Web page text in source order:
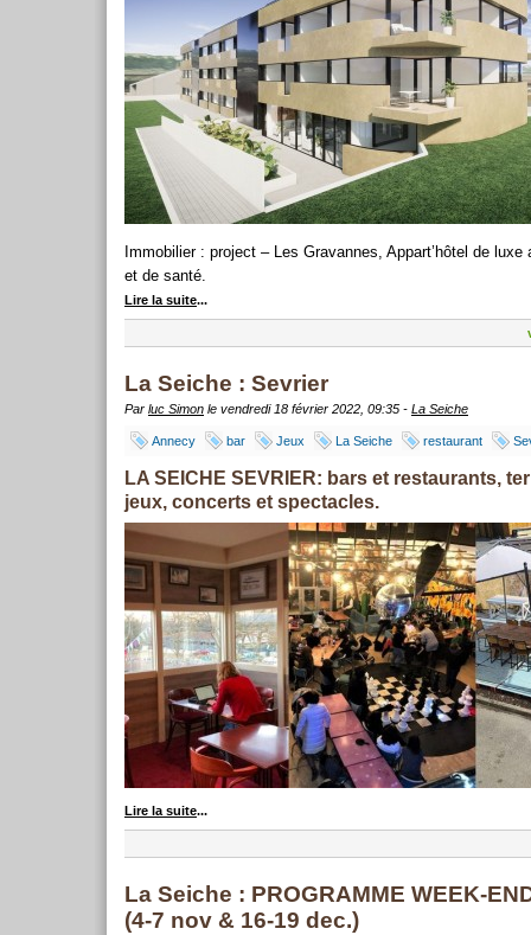
Immobilier : project – Les Gravannes, Appart’hôtel de
et de santé.
Lire la suite...
La Seiche : Sevrier
Par luc Simon le vendredi 18 février 2022, 09:35 - La Seiche
Annecy bar Jeux La Seiche restaurant
LA SEICHE SEVRIER: bars et restaurants,
jeux, concerts et spectacles.
Lire la suite...
La Seiche : PROGRAMME WEEK-
(4-7 nov & 16-19 dec.)